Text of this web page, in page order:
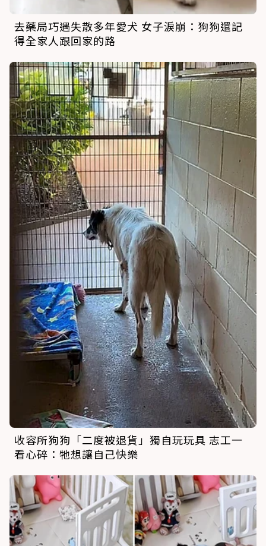
去藥局巧遇失散多年愛犬 女子淚崩：狗狗還記
得全家人跟回家的路
收容所狗狗「二度被退貨」獨自玩玩具 志工一
看心碎：牠想讓自己快樂